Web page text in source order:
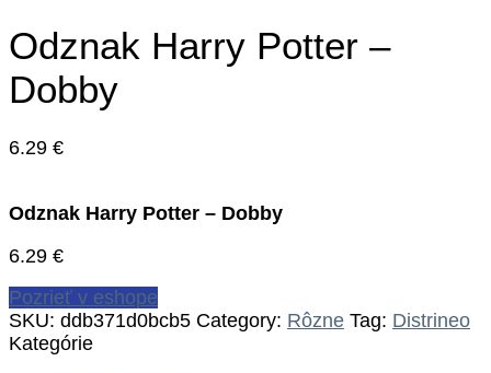
Odznak Harry Potter –
Dobby
6.29 €
Odznak Harry Potter – Dobby
6.29 €
Pozrieť v eshope
SKU: ddb371d0bcb5 Category: Rôzne Tag: Distrineo
Kategórie